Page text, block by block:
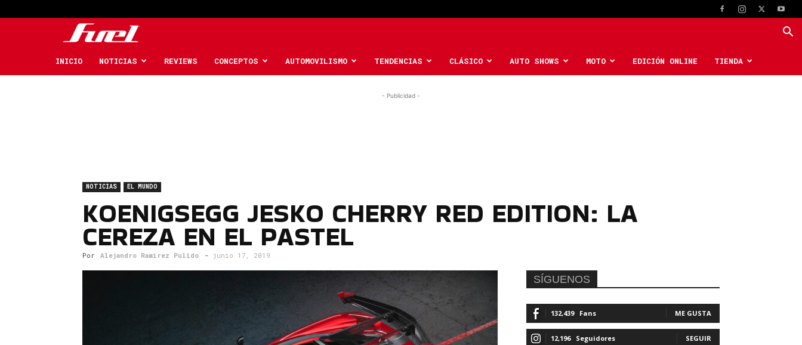
Car
INICIO NOTICIAS REVIEWS CONCEPTOS AUTOMOVILISMO TENDENCIAS CLÁSICO AUTO SHOWS MOTO EDICIÓN ONLINE TIENDA
- Publicidad -
NOTICIAS EL MUNDO
KOENIGSEGG JESKO CHERRY RED EDITION: LA
CEREZA EN EL PASTEL
Por Alejandro Ramirez Pulido - junio 17, 2019
SÍGUENOS
132,439 Fans ME GUSTA
12,196 Seguidores SEGUIR